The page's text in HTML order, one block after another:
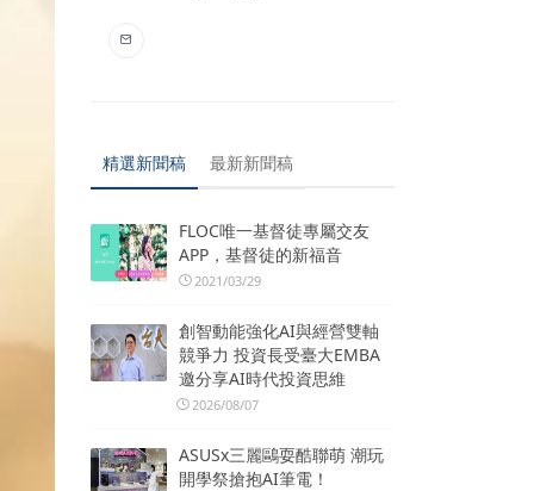
精選新聞稿 最新新聞稿
FLOC唯一基督徒專屬交友
APP，基督徒的新福音
2021/03/29
創智動能強化AI與經營雙軸
競爭力 投資長受臺大EMBA
邀分享AI時代投資思維
2026/08/07
ASUSx三麗鷗耍酷聯萌 潮玩
開學祭搶抱AI筆電！